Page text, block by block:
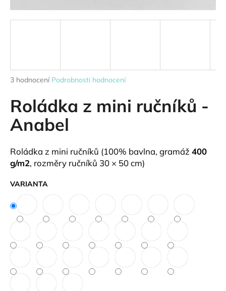
Průměrné
produktu
je
4,0
z
hvězdiček.
3 hodnocení Podrobnosti hodnocení
Roládka z mini ručníků -
Anabel
Roládka z mini ručníků (100% bavlna, gramáž 400
g/m2, rozměry ručníků 30 × 50 cm)
VARIANTA
a
HLEDAT
D
o
p
r
č
u
j
e
m
e